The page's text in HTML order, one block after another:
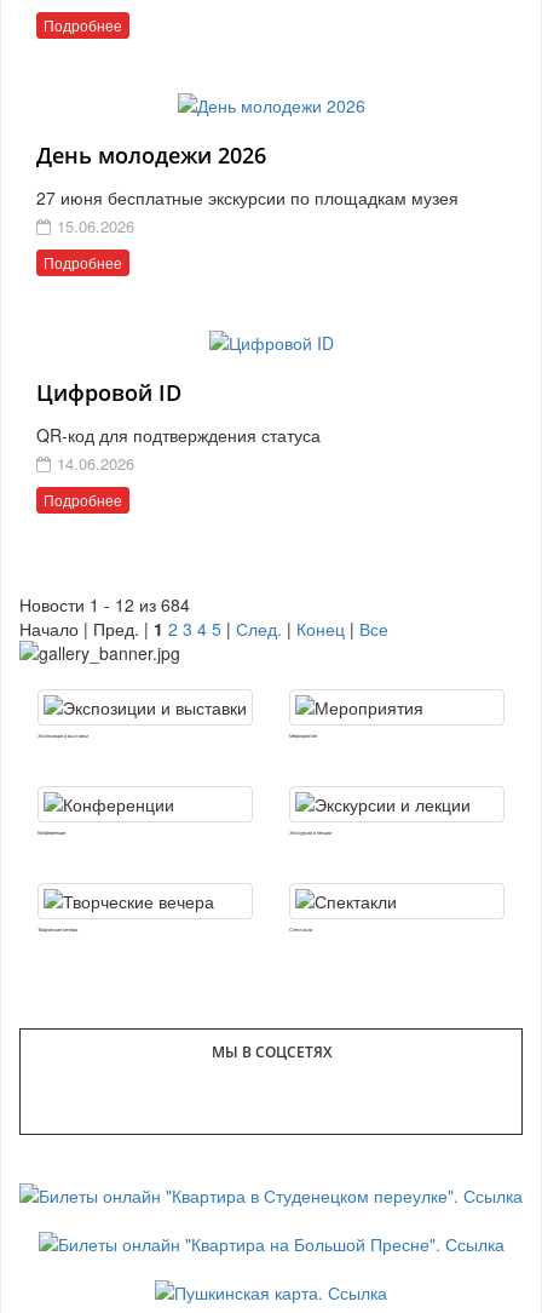
Подробнее
День молодежи 2026
27 июня бесплатные экскурсии по площадкам музея
15.06.2026
Подробнее
Цифровой ID
QR-код для подтверждения статуса
14.06.2026
Подробнее
Новости 1 - 12 из 684
Начало | Пред. | 1 2 3 4 5 | След. | Конец | Все
Экспозиции и выставки Мероприятия
Конференции Экскурсии и лекции
Творческие вечера Спектакли
МЫ В СОЦСЕТЯХ